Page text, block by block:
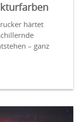
härtet
– ganz